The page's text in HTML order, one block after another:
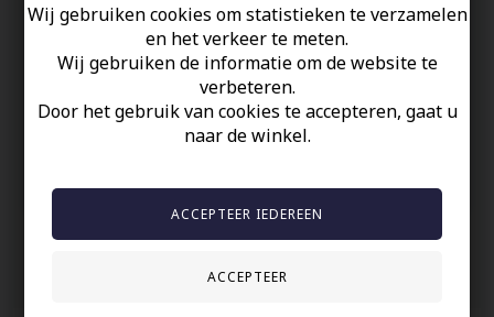
Wij gebruiken cookies om statistieken te verzamelen
en het verkeer te meten.
Wij gebruiken de informatie om de website te
verbeteren.
Door het gebruik van cookies te accepteren, gaat u
naar de winkel.
Uw veiligheid
100% nikkelvrij sieraden
Snelle bezorging
Anderen gekocht hebben ook